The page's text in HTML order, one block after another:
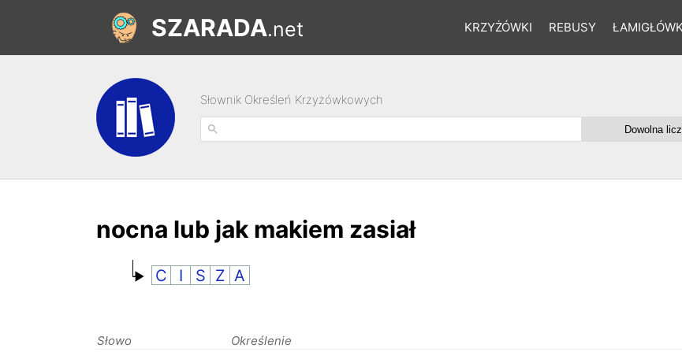
KRZYŻÓWKI REBUSY
SZARADA.net
Słownik Określeń Krzyżówkowych
nocna lub jak makiem zasiał
C I S Z A
Słowo Określenie